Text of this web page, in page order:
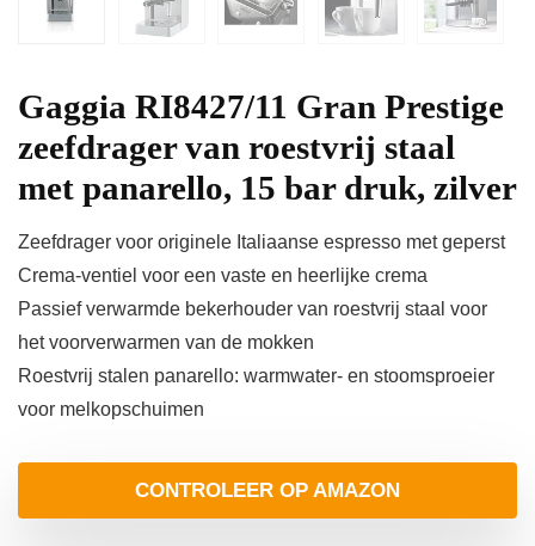
Gaggia RI8427/11 Gran Prestige
zeefdrager van roestvrij staal
met panarello, 15 bar druk, zilver
Zeefdrager voor originele Italiaanse espresso met geperst
Crema-ventiel voor een vaste en heerlijke crema
Passief verwarmde bekerhouder van roestvrij staal voor
het voorverwarmen van de mokken
Roestvrij stalen panarello: warmwater- en stoomsproeier
voor melkopschuimen
CONTROLEER OP AMAZON